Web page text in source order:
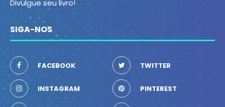
Divulgue seu livro!
SIGA-NOS
FACEBOOK TWITTER
INSTAGRAM PINTEREST